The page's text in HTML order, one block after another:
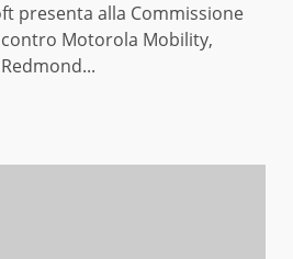
presenta alla Commissione
Motorola Mobility,